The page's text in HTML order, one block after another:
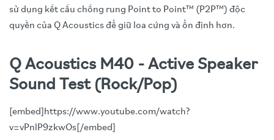
sử dụng kết cấu chống rung Point to Point™ (P2P™) độc
quyền của Q Acoustics để giữ loa cứng và ổn định hơn.
Q Acoustics M40 - Active Speaker
Sound Test (Rock/Pop)
[embed]https://www.youtube.com/watch?
v=vPnlP9zkwOs[/embed]